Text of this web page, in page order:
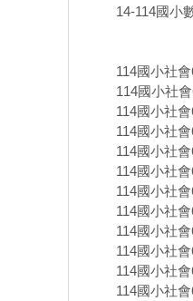
14-114國小
114國小社
114國小社
114國小社
114國小社
114國小社
114國小社
114國小社
114國小社
114國小社
114國小社
114國小社
114國小社